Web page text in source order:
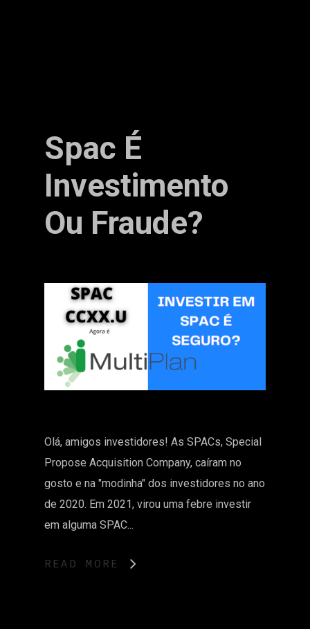
Spac É
Investimento
Ou Fraude?
Olá, amigos investidores! As SPACs, Special
Propose Acquisition Company, caíram no
gosto e na "modinha" dos investidores no ano
de 2020. Em 2021, virou uma febre investir
em alguma SPAC...
READ MORE